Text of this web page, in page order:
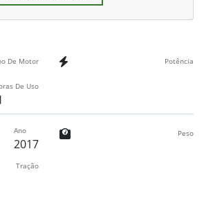
De Motor Potência
De Uso
Ano
2017
Peso
Tração